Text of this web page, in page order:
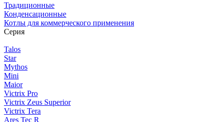
Традиционные
Конденсационные
Котлы для коммерческого применения
Серия
Talos
Star
Mythos
Mini
Maior
Victrix Pro
Victrix Zeus Superior
Victrix Tera
Ares Tec R